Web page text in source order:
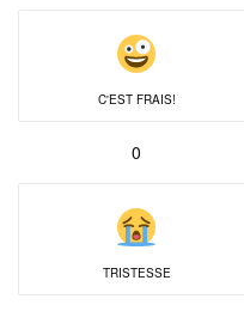
C'EST FRAIS!
0
TRISTESSE